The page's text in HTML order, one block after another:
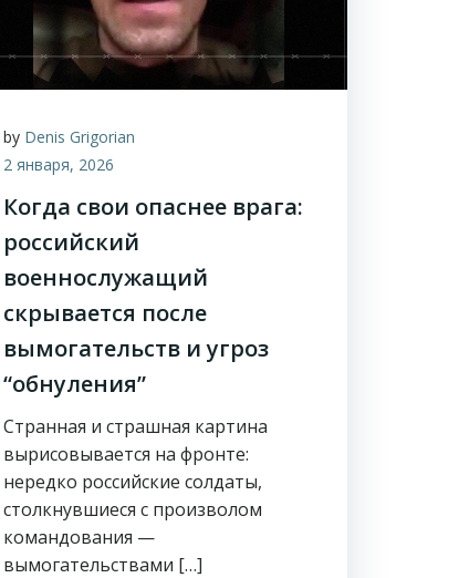
by Denis Grigorian
2 января, 2026
Когда свои опаснее врага:
российский
военнослужащий
скрывается после
вымогательств и угроз
“обнуления”
Странная и страшная картина
вырисовывается на фронте:
нередко российские солдаты,
столкнувшиеся с произволом
командования —
вымогательствами […]